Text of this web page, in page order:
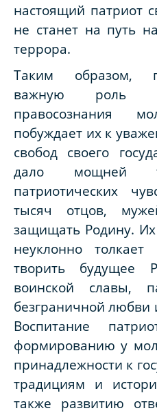
настоящий патриот
не станет на путь
террора.
Таким образом,
важную роль в
правосознания
побуждает их к
свобод своего
дало мощней
патриотических
тысяч отцов,
защищать Родину.
неуклонно
творить будущее
воинской славы,
безграничной любви
Воспитание
формированию у
принадлежности к
традициям и
также развитию